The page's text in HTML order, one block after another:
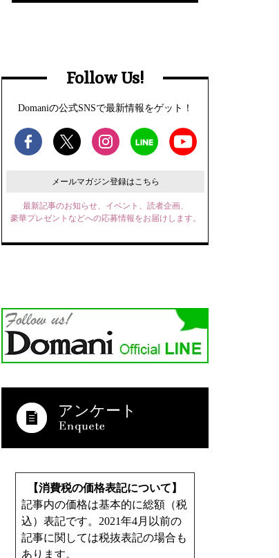
Follow Us!
Domaniの公式SNSで最新情報をゲット！
メールマガジン登録はこちら
最新記事のお知らせ、イベント、読者企画、
豪華プレゼントなどへの応募情報をお届けします。
アンケート
【消費税の価格表記について】
記事内の価格は基本的に総額（税
込）表記です。2021年4月以前の
記事に関しては税抜表記の場合も
あります。